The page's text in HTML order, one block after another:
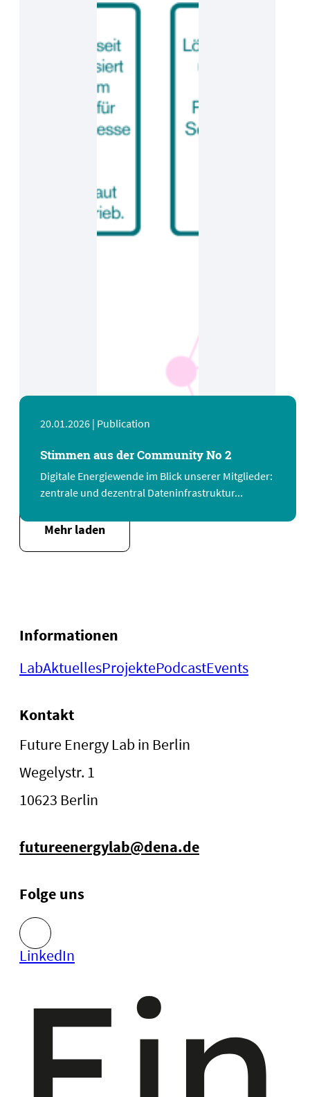
20.01.2026 | Publication
Stimmen aus der Community No 2
Digitale Energiewende im Blick unserer Mitglieder:
zentrale und dezentral Dateninfrastruktur...
Mehr laden
Informationen
LabAktuellesProjektePodcastEvents
Kontakt
Future Energy Lab in Berlin
Wegelystr. 1
10623 Berlin
futureenergylab@dena.de
Folge uns
LinkedIn